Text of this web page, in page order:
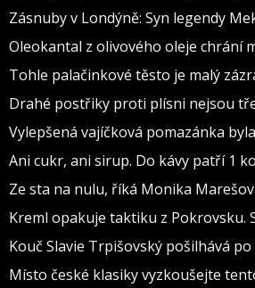
Zásnuby v Londýně: Syn legendy
Oleokantal z olivového oleje chrání
Tohle palačinkové těsto je malý
Drahé postřiky proti plísni nejsou
Vylepšená vajíčková pomazánka
Ani cukr, ani sirup. Do kávy patří 1
Ze sta na nulu, říká Monika
Kreml opakuje taktiku z Pokrovsku.
Kouč Slavie Trpišovský pošilhává
Místo české klasiky vyzkoušejte